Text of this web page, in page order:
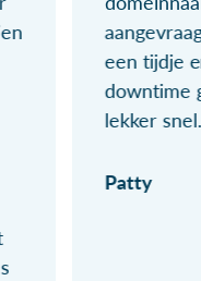
een tijdje
downtime
lekker snel.
Patty